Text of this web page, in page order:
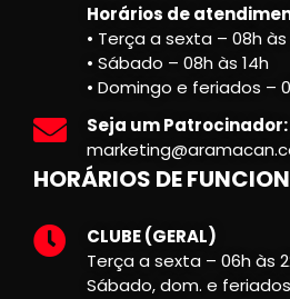
Horários de
• Terça a sexta – 08h às
• Sábado – 08h às 14h
• Domingo e feriados –
Seja um Patrocinador:
HORÁRIOS DE
CLUBE (GERAL)
Terça a sexta – 06h às
Sábado, dom. e